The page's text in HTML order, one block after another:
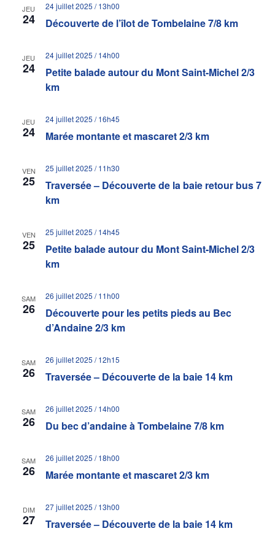
JEU
24 Découverte de l’îlot de Tombelaine 7/8 km
24 juillet 2025 / 13h00
JEU
24
Petite balade autour du Mont Saint-Michel 2/3
km
24 juillet 2025 / 14h00
JEU
24 Marée montante et mascaret 2/3 km
24 juillet 2025 / 16h45
VEN
25
Traversée – Découverte de la baie retour bus 7
km
25 juillet 2025 / 11h30
VEN
25
Petite balade autour du Mont Saint-Michel 2/3
km
25 juillet 2025 / 14h45
SAM
26
Découverte pour les petits pieds au Bec
d’Andaine 2/3 km
26 juillet 2025 / 11h00
SAM
26 Traversée – Découverte de la baie 14 km
26 juillet 2025 / 12h15
SAM
26 Du bec d’andaine à Tombelaine 7/8 km
26 juillet 2025 / 14h00
SAM
26 Marée montante et mascaret 2/3 km
26 juillet 2025 / 18h00
DIM
27 Traversée – Découverte de la baie 14 km
27 juillet 2025 / 13h00